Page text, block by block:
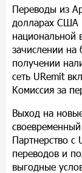
Переводы из
долларах США
национальной
зачислении на
получении
сеть URemit
Комиссия за
Выход на
Партнерство с
переводов и
выгодные